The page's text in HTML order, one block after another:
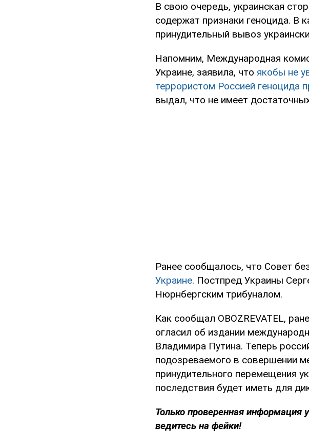
В свою очередь, украинская
содержат признаки геноцида. В
принудительный вывоз
Напомним, Международная
Украине, заявила, что якобы не
террористом Россией геноцида
выдал, что не имеет
Ранее сообщалось, что Совет
Украине. Постпред Украины
Нюрнбергским трибуналом.
Как сообщал OBOZREVATEL,
огласил об издании
Владимира Путина. Теперь
подозреваемого в совершении
принудительного перемещения
последствия будет иметь для
Только проверенная информация
ведитесь на фейки!